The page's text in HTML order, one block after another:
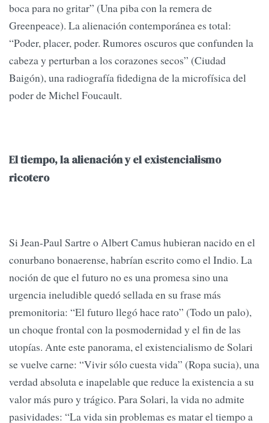
boca para no gritar” (Una piba con la remera de
Greenpeace). La alienación contemporánea es total:
“Poder, placer, poder. Rumores oscuros que confunden la
cabeza y perturban a los corazones secos” (Ciudad
Baigón), una radiografía fidedigna de la microfísica del
poder de Michel Foucault.
El tiempo, la alienación y el existencialismo
ricotero
Si Jean-Paul Sartre o Albert Camus hubieran nacido en el
conurbano bonaerense, habrían escrito como el Indio. La
noción de que el futuro no es una promesa sino una
urgencia ineludible quedó sellada en su frase más
premonitoria: “El futuro llegó hace rato” (Todo un palo),
un choque frontal con la posmodernidad y el fin de las
utopías. Ante este panorama, el existencialismo de Solari
se vuelve carne: “Vivir sólo cuesta vida” (Ropa sucia), una
verdad absoluta e inapelable que reduce la existencia a su
valor más puro y trágico. Para Solari, la vida no admite
pasividades: “La vida sin problemas es matar el tiempo a